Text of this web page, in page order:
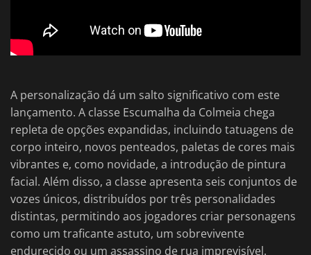
A personalização dá um salto significativo com este
lançamento. A classe Escumalha da Colmeia chega
repleta de opções expandidas, incluindo tatuagens de
corpo inteiro, novos penteados, paletas de cores mais
vibrantes e, como novidade, a introdução de pintura
facial. Além disso, a classe apresenta seis conjuntos de
vozes únicos, distribuídos por três personalidades
distintas, permitindo aos jogadores criar personagens
como um traficante astuto, um sobrevivente
endurecido ou um assassino de rua imprevisível.